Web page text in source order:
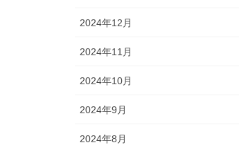
2024年12月
2024年11月
2024年10月
2024年9月
2024年8月